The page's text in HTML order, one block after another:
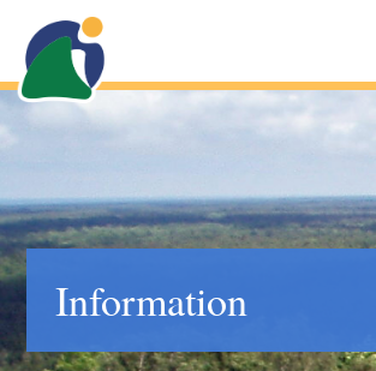
Information